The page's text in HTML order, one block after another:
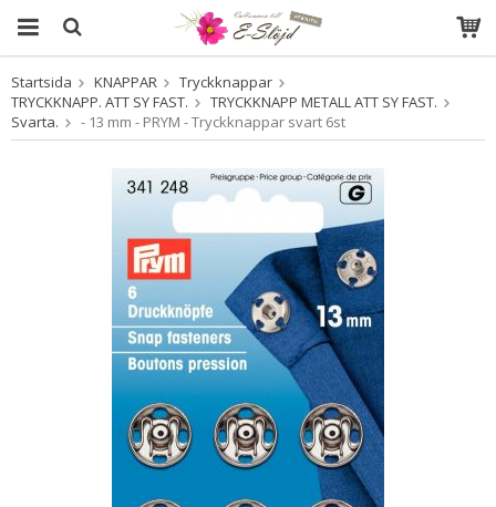
Produkten har blivit tillagd i varukorgen
Startsida KNAPPAR
Tryckknappar
TRYCKKNAPP. ATT SY FAST.
TRYCKKNAPP METALL ATT SY FAST.
Svarta.
- 13 mm - PRYM - Tryckknappar svart 6st